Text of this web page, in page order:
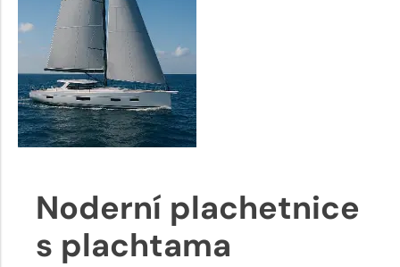
Noderní plachetnice
s plachtama